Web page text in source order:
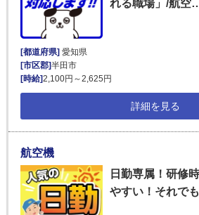
れる職場」/航空
[都道府県]愛知県
[市区郡]半田市
[時給]2,100円～2,625円
詳細を見る
航空機
日勤専属！研修
やすい！それで